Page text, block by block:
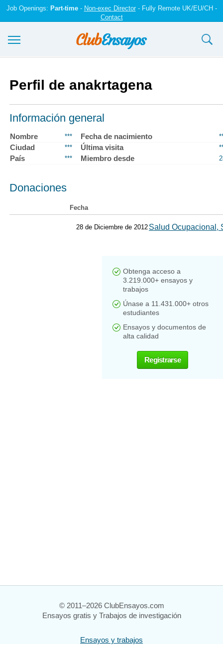
Job Openings: Part-time- Non-exec Director- Fully Remote UK/EU/CH -
Contact
Registrarse
Iniciar sesión
Contáctenos
Perfil de anakrtagena
Información general
Nombre *** Fecha de nacimiento
Ciudad *** Última visita
País *** Miembro desde
Donaciones
Fecha
28 de Diciembre de 2012 Salud Ocupacional,
Obtenga acceso a
3.219.000+ ensayos y
trabajos
Únase a 11.431.000+ otros
estudiantes
Ensayos y documentos de
alta calidad
Registrarse
© 2011–2026 ClubEnsayos.com
Ensayos gratis y Trabajos de investigación
Ensayos y trabajos